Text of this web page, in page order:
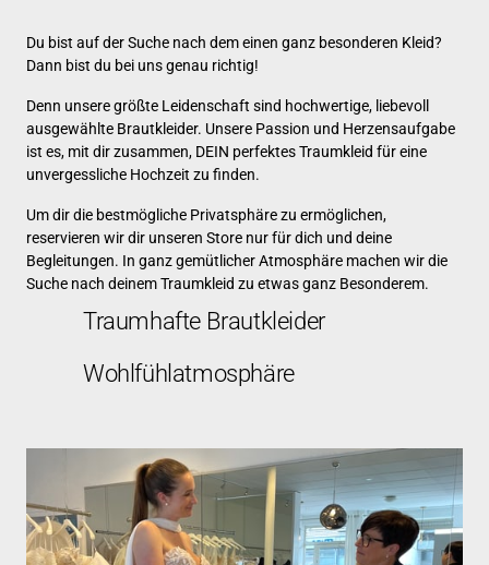
Du bist auf der Suche nach dem einen ganz besonderen
Dann bist du bei uns genau richtig!
Denn unsere größte Leidenschaft sind hochwertige,
ausgewählte Brautkleider. Unsere Passion und
ist es, mit dir zusammen, DEIN perfektes Traumkleid für
unvergessliche Hochzeit zu finden.
Um dir die bestmögliche Privatsphäre zu
reservieren wir dir unseren Store nur für dich und
Begleitungen. In ganz gemütlicher Atmosphäre machen wir
Suche nach deinem Traumkleid zu etwas ganz Besonderem.
Traumhafte Brautkleider
Wohlfühlatmosphäre